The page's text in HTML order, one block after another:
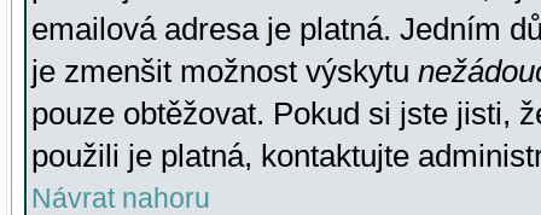
emailová adresa je platná. Jedním
je zmenšit možnost výskytu
pouze obtěžovat. Pokud si jste jisti,
použili je platná, kontaktujte
Návrat nahoru